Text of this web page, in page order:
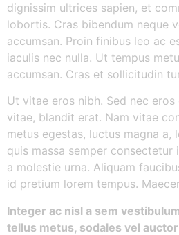
dignissim ultrices sapien, et
lobortis. Cras bibendum neque
accumsan. Proin finibus leo ac
iaculis nec nulla. Ut tempus
accumsan. Cras et sollicitudin
Ut vitae eros nibh. Sed nec
vitae, blandit erat. Nam vitae
metus egestas, luctus magna
quis massa semper
a molestie urna. Aliquam
id pretium lorem tempus.
Integer ac nisl a sem
tellus metus, sodales vel